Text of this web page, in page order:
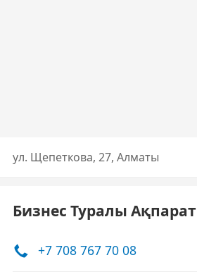
ул. Щепеткова, 27, Алматы
Бизнес Туралы Ақпарат
+7 708 767 70 08